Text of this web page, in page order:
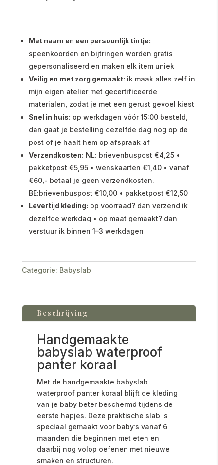
Met naam en een persoonlijk tintje:
speenkoorden en bijtringen worden gratis
gepersonaliseerd en maken elk item uniek
Veilig en met zorg gemaakt: ik maak alles zelf in
mijn eigen atelier met gecertificeerde
materialen, zodat je met een gerust gevoel kiest
Snel in huis: op werkdagen vóór 15:00 besteld,
dan gaat je bestelling dezelfde dag nog op de
post of je haalt hem op afspraak af
Verzendkosten: NL: brievenbuspost €4,25 •
pakketpost €5,95 • wenskaarten €1,40 • vanaf
€60,- betaal je geen verzendkosten.
BE:brievenbuspost €10,00 • pakketpost €12,50
Levertijd kleding: op voorraad? dan verzend ik
dezelfde werkdag • op maat gemaakt? dan
verstuur ik binnen 1–3 werkdagen
Categorie: Babyslab
Beschrijving
Handgemaakte
babyslab waterproof
panter koraal
Met de handgemaakte babyslab
waterproof panter koraal blijft de kleding
van je baby beter beschermd tijdens de
eerste hapjes. Deze praktische slab is
speciaal gemaakt voor baby’s vanaf 6
maanden die beginnen met eten en
daarbij nog volop oefenen met nieuwe
smaken en structuren.